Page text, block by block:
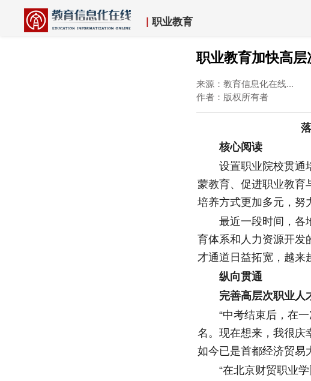
| 职业教育
职业教育加快高
来源：教育信息化在线...
作者：版权所有者
核心阅读
设置职业院校贯通培
蒙教育、促进职业教
培养方式更加多元，努
最近一段时间，各地
育体系和人力资源开发
才通道日益拓宽，越来
纵向贯通
完善高层次职业人
“中考结束后，在一
名。现在想来，我很庆
如今已是首都经济贸易
“在北京财贸职业学